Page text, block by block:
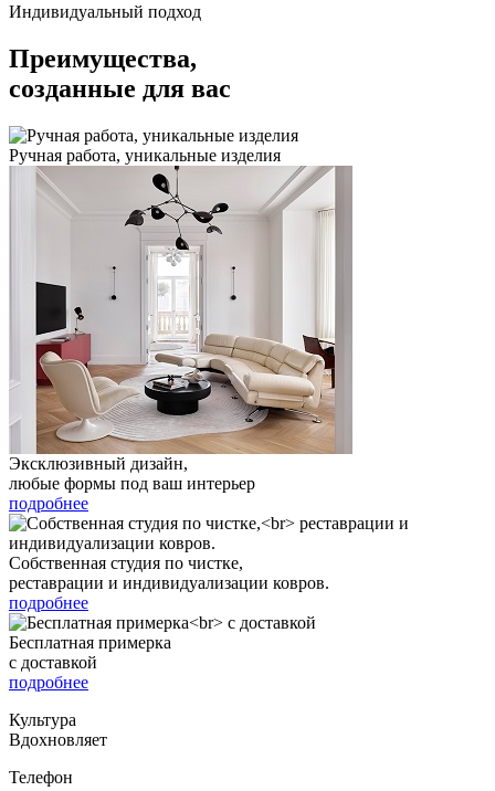
Индивидуальный подход
Преимущества,
созданные для вас
Ручная работа, уникальные изделия
Эксклюзивный дизайн,
любые формы под ваш интерьер
подробнее
Собственная студия по чистке,
реставрации и индивидуализации ковров.
подробнее
Бесплатная примерка
с доставкой
подробнее
Культура
Вдохновляет
Телефон